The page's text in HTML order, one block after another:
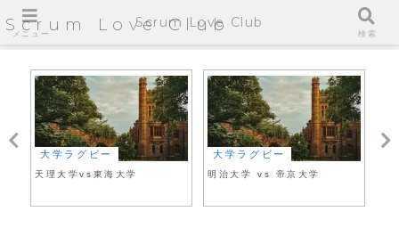
Scrum Love Club
大学ラグビー
天理大学vs東海大学
大学ラグビー
明治大学 vs 帝京大学
メニュー
Scrum Love Club
検索